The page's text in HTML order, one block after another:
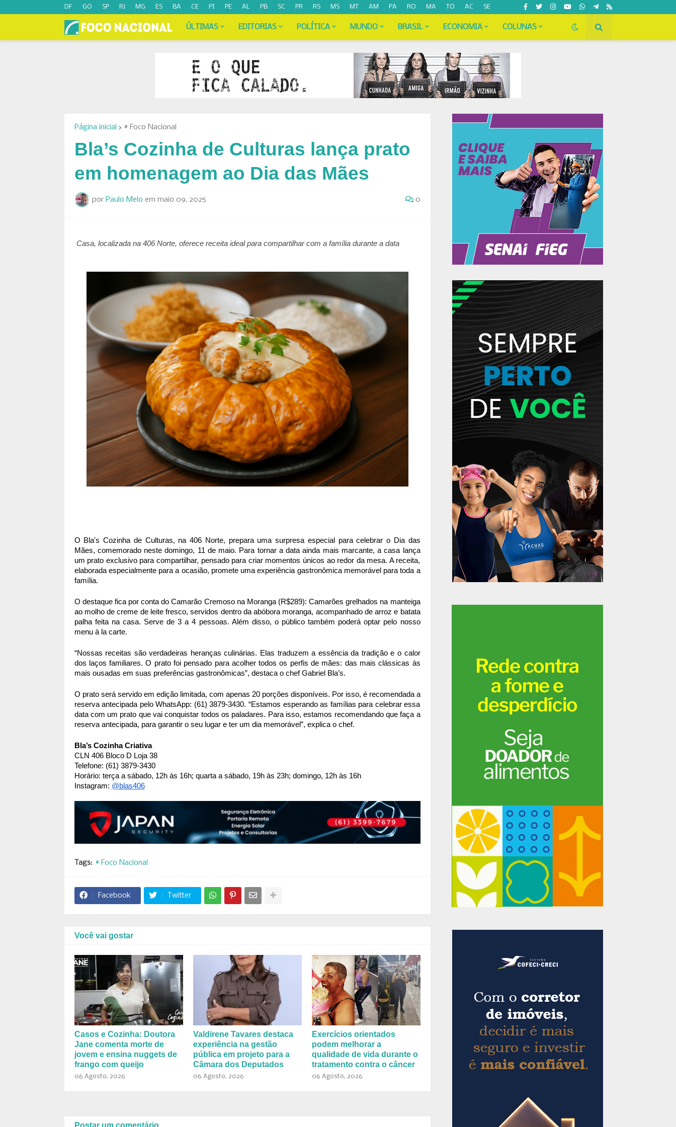
DF GO SP RJ MG ES BA CE PI PE AL PB SC PR RS MS MT AM PA RO MA TO AC SE
ÚLTIMAS EDITORIAS POLÍTICA MUNDO BRASIL ECONOMIA COLUNAS
Página inicial # Foco Nacional
Bla’s Cozinha de Culturas lança prato
em homenagem ao Dia das Mães
por Paulo Melo em maio 09, 2025 0
Casa, localizada na 406 Norte, oferece receita ideal para compartilhar com a família durante a data
O Bla's Cozinha de Culturas, na 406 Norte, prepara uma surpresa especial para celebrar o Dia das
Mães, comemorado neste domingo, 11 de maio. Para tornar a data ainda mais marcante, a casa lança
um prato exclusivo para compartilhar, pensado para criar momentos únicos ao redor da mesa. A receita,
elaborada especialmente para a ocasião, promete uma experiência gastronômica memorável para toda a
família.
O destaque fica por conta do Camarão Cremoso na Moranga (R$289): Camarões grelhados na manteiga
ao molho de creme de leite fresco, servidos dentro da abóbora moranga, acompanhado de arroz e batata
palha feita na casa. Serve de 3 a 4 pessoas. Além disso, o público também poderá optar pelo nosso
menu à la carte.
“Nossas receitas são verdadeiras heranças culinárias. Elas traduzem a essência da tradição e o calor
dos laços familiares. O prato foi pensado para acolher todos os perfis de mães: das mais clássicas às
mais ousadas em suas preferências gastronômicas”, destaca o chef Gabriel Bla’s.
O prato será servido em edição limitada, com apenas 20 porções disponíveis. Por isso, é recomendada a
reserva antecipada pelo WhatsApp: (61) 3879-3430. “Estamos esperando as famílias para celebrar essa
data com um prato que vai conquistar todos os paladares. Para isso, estamos recomendando que faça a
reserva antecipada, para garantir o seu lugar e ter um dia memorável”, explica o chef.
Bla’s Cozinha Criativa
CLN 406 Bloco D Loja 38
Telefone: (61) 3879-3430
Horário: terça a sábado, 12h às 16h; quarta a sábado, 19h às 23h; domingo, 12h às 16h
Instagram: @blas406
Tags: # Foco Nacional
Facebook Twitter
Você vai gostar
Casos e Cozinha: Doutora
Jane comenta morte de
jovem e ensina nuggets de
frango com queijo
06 Agosto, 2026
Valdirene Tavares destaca
experiência na gestão
pública em projeto para a
Câmara dos Deputados
06 Agosto, 2026
Exercícios orientados
podem melhorar a
qualidade de vida durante o
tratamento contra o câncer
06 Agosto, 2026
Postar um comentário